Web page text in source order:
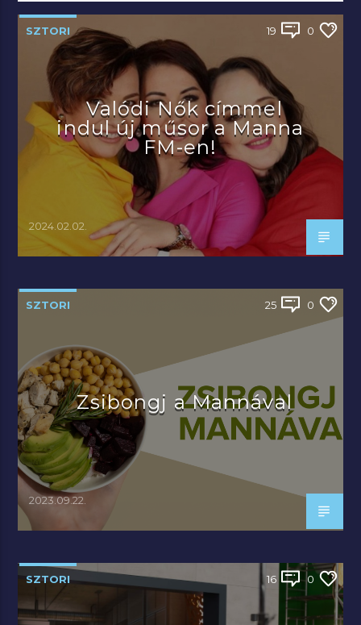
SZTORI 19 0
Valódi Nők címmel
indul új műsor a Manna
FM-en!
2024.02.02.
SZTORI 25 0
Zsibongj a Mannával
2023.09.22.
SZTORI 16 0